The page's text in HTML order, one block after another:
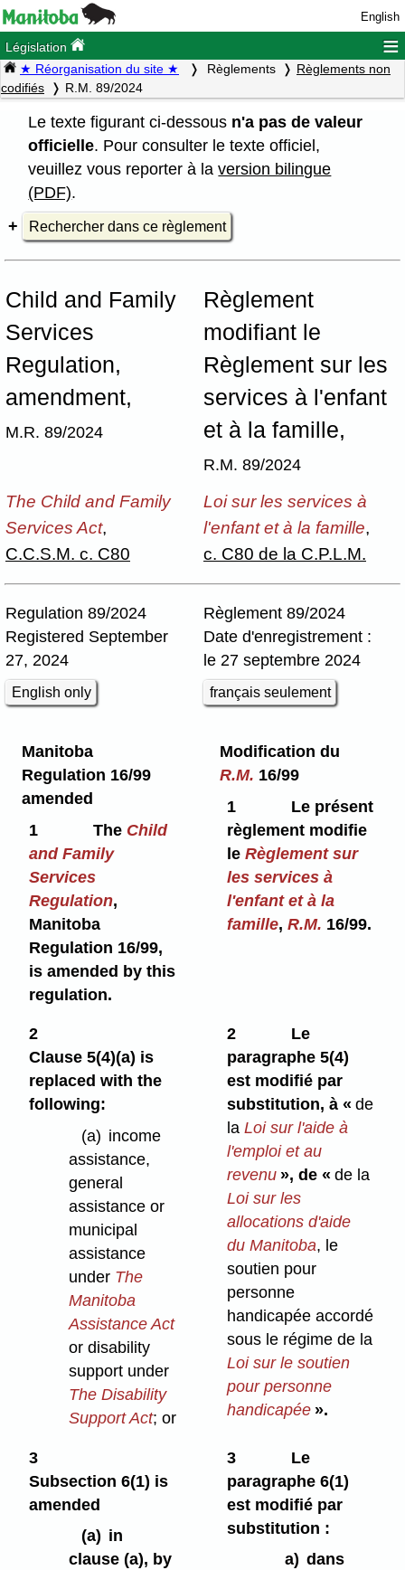
English
Législation ≡
★ Réorganisation du site ★ Règlements
Règlements non
codifiés
R.M. 89/2024
Le texte figurant ci-dessous n'a pas de valeur
officielle. Pour consulter le texte officiel,
veuillez vous reporter à laversion bilingue
(PDF).
Rechercher dans ce règlement
Child and Family
Services
Regulation,
amendment,
M.R. 89/2024
Règlement
modifiant le
Règlement sur les
services à l'enfant
et à la famille,
R.M. 89/2024
The Child and Family
Services Act,
C.C.S.M. c. C80
Loi sur les services à
l'enfant et à la famille,
c. C80 de la C.P.L.M.
Regulation 89/2024
Registered September
27, 2024
English only
Règlement 89/2024
Date d'enregistrement :
le 27 septembre 2024
français seulement
Manitoba
Regulation 16/99
amended
1
The Child
and Family
Services
Regulation,
Manitoba
Regulation 16/99,
is amended by this
regulation.
Modification du
R.M. 16/99
1
Le présent
règlement modifie
leRèglement sur
les services à
l'enfant et à la
famille,R.M. 16/99.
2
Clause 5(4)⁠(a) is
replaced with the
following:
(a) income
assistance,
general
assistance or
municipal
assistance
under The
Manitoba
Assistance Act
or disability
support under
The Disability
Support Act; or
2
Le
paragraphe 5(4)
est modifié par
substitution, à «de
laLoi sur l'aide à
l'emploi et au
revenu », de «de la
Loi sur les
allocations d'aide
du Manitoba, le
soutien pour
personne
handicapée accordé
sous le régime de la
Loi sur le soutien
pour personne
handicapée ».
3
Subsection 6(1) is
amended
(a) in
clause (a), by
3
Le
paragraphe 6(1)
est modifié par
substitution :
a) dans